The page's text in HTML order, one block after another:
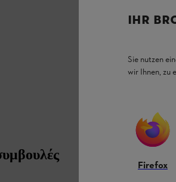
IHR
Sie nutzen
wir Ihnen, zu
Firefox